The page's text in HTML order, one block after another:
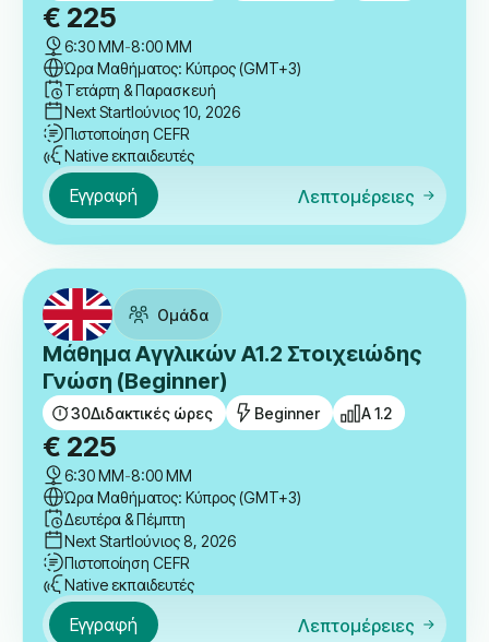
€ 225
6:30 ΜΜ-8:00 ΜΜ
Ώρα Μαθήματος: Κύπρος (GMT+3)
Τετάρτη & Παρασκευή
Next StartΙούνιος 10, 2026
Πιστοποίηση CEFR
Native εκπαιδευτές
Εγγραφή Λεπτομέρειες
Ομάδα
Μάθημα Αγγλικών A1.2 Στοιχειώδης
Γνώση (Beginner)
30Διδακτικές ώρες Beginner A 1.2
€ 225
6:30 ΜΜ-8:00 ΜΜ
Ώρα Μαθήματος: Κύπρος (GMT+3)
Δευτέρα & Πέμπτη
Next StartΙούνιος 8, 2026
Πιστοποίηση CEFR
Native εκπαιδευτές
Εγγραφή Λεπτομέρειες